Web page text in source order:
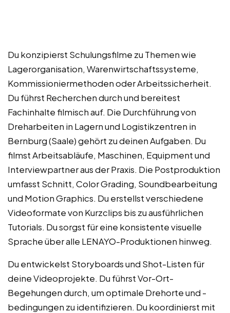
Du konzipierst Schulungsfilme zu Themen wie
Lagerorganisation, Warenwirtschaftssysteme,
Kommissioniermethoden oder Arbeitssicherheit.
Du führst Recherchen durch und bereitest
Fachinhalte filmisch auf. Die Durchführung von
Dreharbeiten in Lagern und Logistikzentren in
Bernburg (Saale) gehört zu deinen Aufgaben. Du
filmst Arbeitsabläufe, Maschinen, Equipment und
Interviewpartner aus der Praxis. Die Postproduktion
umfasst Schnitt, Color Grading, Soundbearbeitung
und Motion Graphics. Du erstellst verschiedene
Videoformate von Kurzclips bis zu ausführlichen
Tutorials. Du sorgst für eine konsistente visuelle
Sprache über alle LENAYO-Produktionen hinweg.
Du entwickelst Storyboards und Shot-Listen für
deine Videoprojekte. Du führst Vor-Ort-
Begehungen durch, um optimale Drehorte und -
bedingungen zu identifizieren. Du koordinierst mit